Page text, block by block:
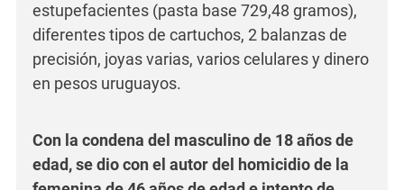
estupefacientes (pasta base 729,48 gramos),
diferentes tipos de cartuchos, 2 balanzas de
precisión, joyas varias, varios celulares y dinero
en pesos uruguayos.
Con la condena del masculino de 18 años de
edad, se dio con el autor del homicidio de la